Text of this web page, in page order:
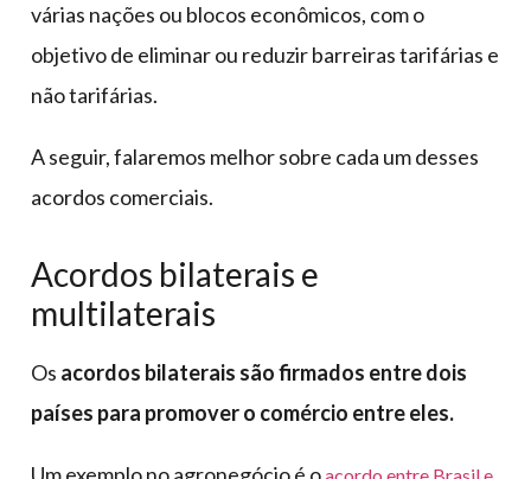
várias nações ou blocos econômicos, com o
objetivo de eliminar ou reduzir barreiras tarifárias e
não tarifárias.
A seguir, falaremos melhor sobre cada um desses
acordos comerciais.
Acordos bilaterais e
multilaterais
Os acordos bilaterais são firmados entre dois
países para promover o comércio entre eles.